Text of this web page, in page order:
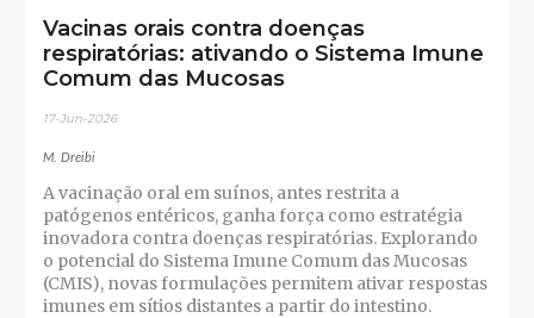
Vacinas orais contra doenças
respiratórias: ativando o Sistema Imune
Comum das Mucosas
17-Jun-2026
M. Dreibi
A vacinação oral em suínos, antes restrita a
patógenos entéricos, ganha força como estratégia
inovadora contra doenças respiratórias. Explorando
o potencial do Sistema Imune Comum das Mucosas
(CMIS), novas formulações permitem ativar respostas
imunes em sítios distantes a partir do intestino.